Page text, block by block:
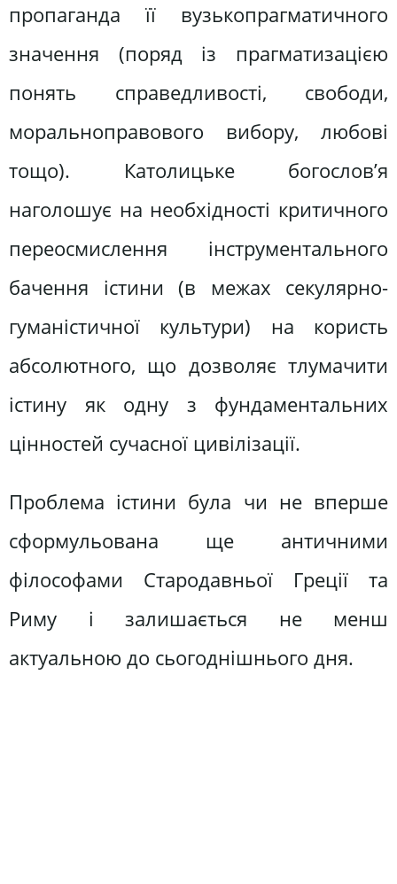
пропаганда її вузькопрагматичного
значення (поряд із прагматизацією
понять справедливості, свободи,
моральноправового вибору, любові
тощо). Католицьке богослов’я
наголошує на необхідності критичного
переосмислення інструментального
бачення істини (в межах секулярно-
гуманістичної культури) на користь
абсолютного, що дозволяє тлумачити
істину як одну з фундаментальних
цінностей сучасної цивілізації.
Проблема істини була чи не вперше
сформульована ще античними
філософами Стародавньої Греції та
Риму і залишається не менш
актуальною до сьогоднішнього дня.